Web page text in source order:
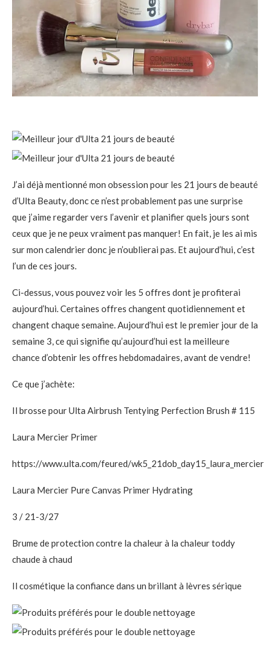
J’ai déjà mentionné mon obsession pour les 21 jours de beauté
d’Ulta Beauty, donc ce n’est probablement pas une surprise
que j’aime regarder vers l’avenir et planifier quels jours sont
ceux que je ne peux vraiment pas manquer! En fait, je les ai mis
sur mon calendrier donc je n’oublierai pas. Et aujourd’hui, c’est
l’un de ces jours.
Ci-dessus, vous pouvez voir les 5 offres dont je profiterai
aujourd’hui. Certaines offres changent quotidiennement et
changent chaque semaine. Aujourd’hui est le premier jour de la
semaine 3, ce qui signifie qu’aujourd’hui est la meilleure
chance d’obtenir les offres hebdomadaires, avant de vendre!
Ce que j’achète:
Il brosse pour Ulta Airbrush Tentying Perfection Brush # 115
Laura Mercier Primer
https://www.ulta.com/feured/wk5_21dob_day15_laura_mercier
Laura Mercier Pure Canvas Primer Hydrating
3 / 21-3/27
Brume de protection contre la chaleur à la chaleur toddy
chaude à chaud
Il cosmétique la confiance dans un brillant à lèvres sérique